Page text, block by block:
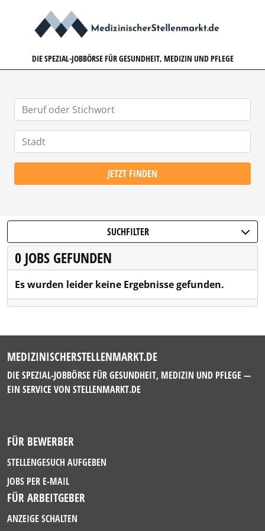
DIE SPEZIAL-JOBBÖRSE FÜR GESUNDHEIT, MEDIZIN UND PFLEGE
JETZT FINDEN
SUCHFILTER
0 JOBS GEFUNDEN
Es wurden leider keine Ergebnisse gefunden.
MEDIZINISCHERSTELLENMARKT.DE
DIE SPEZIAL-JOBBÖRSE FÜR GESUNDHEIT, MEDIZIN UND PFLEGE —
EIN SERVICE VON STELLENMARKT.DE
FÜR BEWERBER
STELLENGESUCH AUFGEBEN
JOBS PER E-MAIL
FÜR ARBEITGEBER
ANZEIGE SCHALTEN